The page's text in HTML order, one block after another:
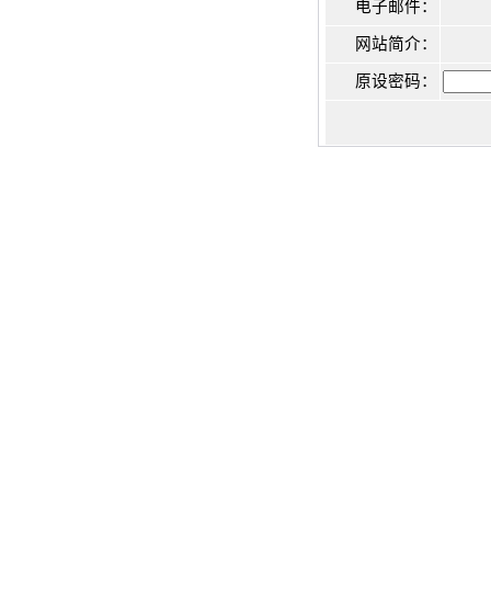
电子邮件：
网站简介：
原设密码：